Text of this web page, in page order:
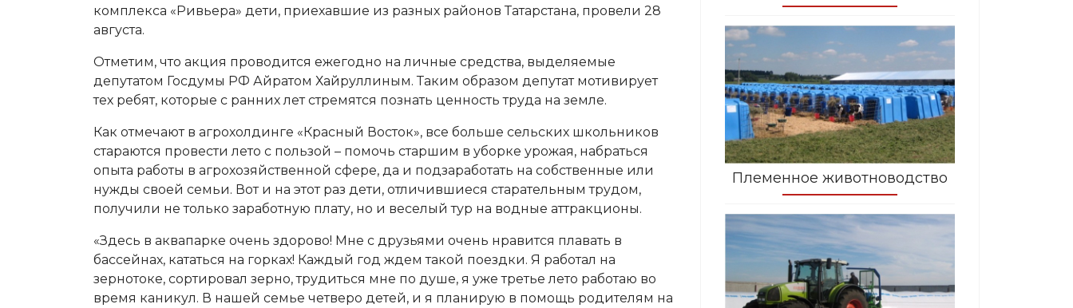
комплекса «Ривьера» дети, приехавшие из разных районов Татарстана, провели 28
августа.
Отметим, что акция проводится ежегодно на личные средства, выделяемые
депутатом Госдумы РФ Айратом Хайруллиным. Таким образом депутат мотивирует
тех ребят, которые с ранних лет стремятся познать ценность труда на земле.
Как отмечают в агрохолдинге «Красный Восток», все больше сельских школьников
стараются провести лето с пользой – помочь старшим в уборке урожая, набраться
опыта работы в агрохозяйственной сфере, да и подзаработать на собственные или
нужды своей семьи. Вот и на этот раз дети, отличившиеся старательным трудом,
получили не только заработную плату, но и веселый тур на водные аттракционы.
«Здесь в аквапарке очень здорово! Мне с друзьями очень нравится плавать в
бассейнах, кататься на горках! Каждый год ждем такой поездки. Я работал на
зернотоке, сортировал зерно, трудиться мне по душе, я уже третье лето работаю во
время каникул. В нашей семье четверо детей, и я планирую в помощь родителям на
Племенное животноводство